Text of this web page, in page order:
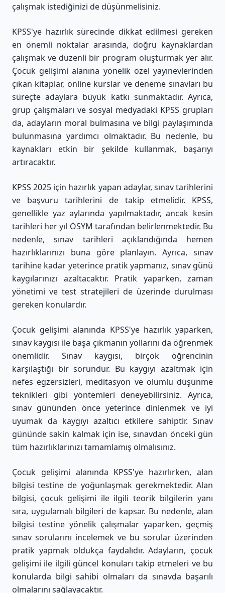
çalışmak istediğinizi de düşünmelisiniz.
KPSS'ye hazırlık sürecinde dikkat edilmesi gereken
en önemli noktalar arasında, doğru kaynaklardan
çalışmak ve düzenli bir program oluşturmak yer alır.
Çocuk gelişimi alanına yönelik özel yayınevlerinden
çıkan kitaplar, online kurslar ve deneme sınavları bu
süreçte adaylara büyük katkı sunmaktadır. Ayrıca,
grup çalışmaları ve sosyal medyadaki KPSS grupları
da, adayların moral bulmasına ve bilgi paylaşımında
bulunmasına yardımcı olmaktadır. Bu nedenle, bu
kaynakları etkin bir şekilde kullanmak, başarıyı
artıracaktır.
KPSS 2025 için hazırlık yapan adaylar, sınav tarihlerini
ve başvuru tarihlerini de takip etmelidir. KPSS,
genellikle yaz aylarında yapılmaktadır, ancak kesin
tarihleri her yıl ÖSYM tarafından belirlenmektedir. Bu
nedenle, sınav tarihleri açıklandığında hemen
hazırlıklarınızı buna göre planlayın. Ayrıca, sınav
tarihine kadar yeterince pratik yapmanız, sınav günü
kaygılarınızı azaltacaktır. Pratik yaparken, zaman
yönetimi ve test stratejileri de üzerinde durulması
gereken konulardır.
Çocuk gelişimi alanında KPSS'ye hazırlık yaparken,
sınav kaygısı ile başa çıkmanın yollarını da öğrenmek
önemlidir. Sınav kaygısı, birçok öğrencinin
karşılaştığı bir sorundur. Bu kaygıyı azaltmak için
nefes egzersizleri, meditasyon ve olumlu düşünme
teknikleri gibi yöntemleri deneyebilirsiniz. Ayrıca,
sınav gününden önce yeterince dinlenmek ve iyi
uyumak da kaygıyı azaltıcı etkilere sahiptir. Sınav
gününde sakin kalmak için ise, sınavdan önceki gün
tüm hazırlıklarınızı tamamlamış olmalısınız.
Çocuk gelişimi alanında KPSS'ye hazırlırken, alan
bilgisi testine de yoğunlaşmak gerekmektedir. Alan
bilgisi, çocuk gelişimi ile ilgili teorik bilgilerin yanı
sıra, uygulamalı bilgileri de kapsar. Bu nedenle, alan
bilgisi testine yönelik çalışmalar yaparken, geçmiş
sınav sorularını incelemek ve bu sorular üzerinden
pratik yapmak oldukça faydalıdır. Adayların, çocuk
gelişimi ile ilgili güncel konuları takip etmeleri ve bu
konularda bilgi sahibi olmaları da sınavda başarılı
olmalarını sağlayacaktır.